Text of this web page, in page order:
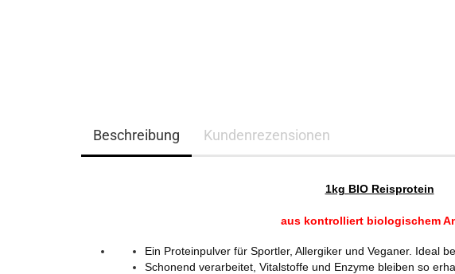
Beschreibung Kundenrezensionen
1kg BIO Reisprotein
aus kontrolliert biologischem
Ein Proteinpulver für Sportler, Allergiker und Veganer. Ideal
Schonend verarbeitet, Vitalstoffe und Enzyme bleiben so